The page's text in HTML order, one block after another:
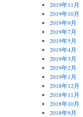
2019年11月
2019年10月
2019年9月
2019年7月
2019年5月
2019年4月
2019年3月
2019年2月
2019年1月
2018年12月
2018年11月
2018年10月
2018年9月